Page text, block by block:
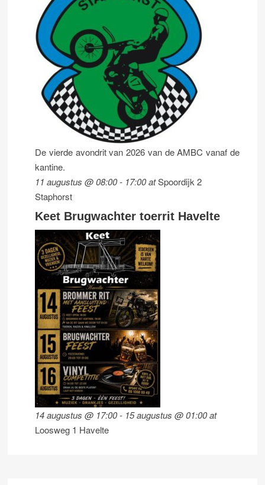
De vierde avondrit van 2026 van de AMBC vanaf de
kantine.
11 augustus @ 08:00- 17:00atSpoordijk 2
Staphorst
Keet Brugwachter toerrit Havelte
14 augustus @ 17:00- 15 augustus @ 01:00at
Loosweg 1 Havelte